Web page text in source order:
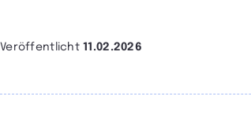
Veröffentlicht11.02.2026